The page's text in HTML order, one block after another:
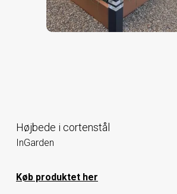
Højbede i cortenstål
InGarden
Køb produktet her